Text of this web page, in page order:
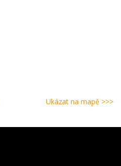
Ukázat na mapě >>>